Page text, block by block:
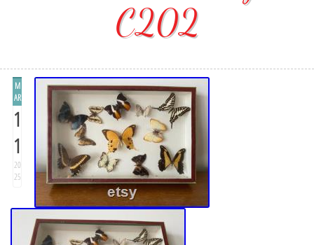
C202
M
AR
1
1
20
25